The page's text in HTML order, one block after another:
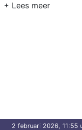
2 februari 2026, 11:55